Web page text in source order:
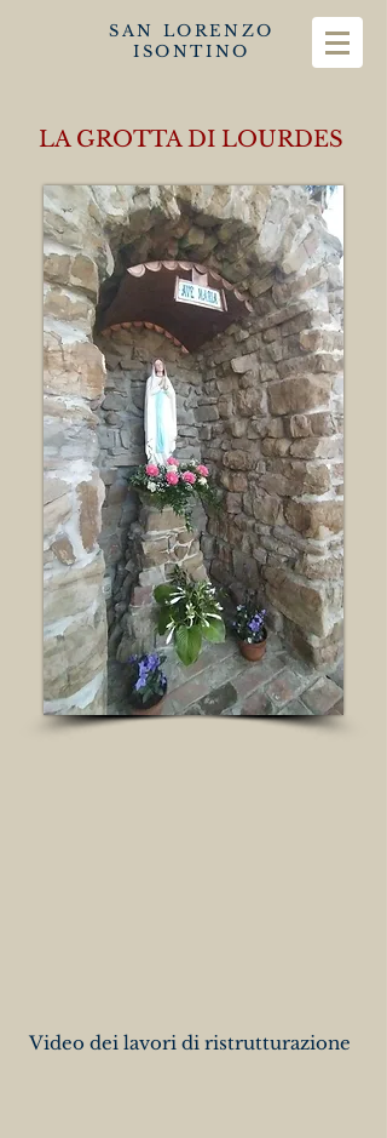
SAN LORENZO
ISONTINO
LA GROTTA DI LOURDES
Video dei lavori di ristrutturazione